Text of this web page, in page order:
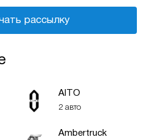
рассылку
AITO
2 авто
Ambertruck